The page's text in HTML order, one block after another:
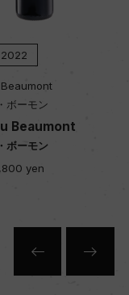
2022
ボーモン
Beaumont
ボーモン
yen